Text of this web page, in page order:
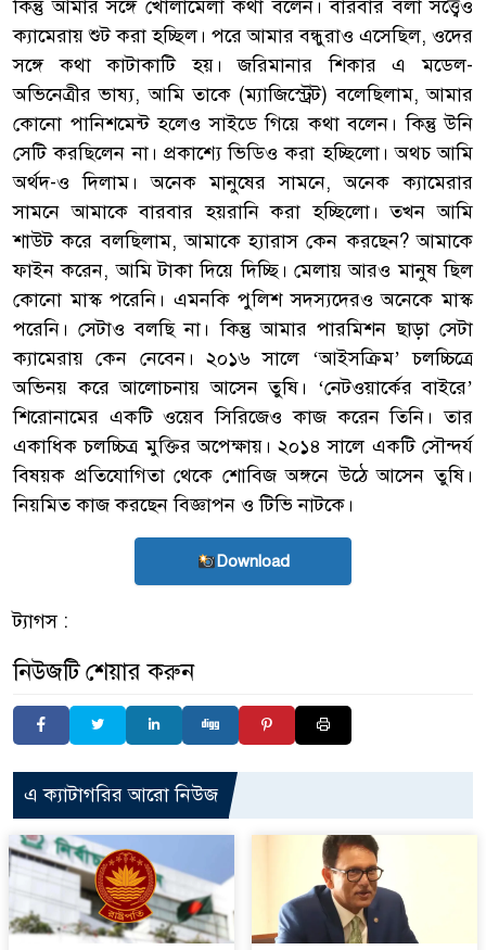
কিন্তু আমার সঙ্গে খোলামেলা কথা বলেন। বারবার বলা সত্ত্বেও
ক্যামেরায় শুট করা হচ্ছিল। পরে আমার বন্ধুরাও এসেছিল, ওদের
সঙ্গে কথা কাটাকাটি হয়। জরিমানার শিকার এ মডেল-
অভিনেত্রীর ভাষ্য, আমি তাকে (ম্যাজিস্ট্রেট) বলেছিলাম, আমার
কোনো পানিশমেন্ট হলেও সাইডে গিয়ে কথা বলেন। কিন্তু উনি
সেটি করছিলেন না। প্রকাশ্যে ভিডিও করা হচ্ছিলো। অথচ আমি
অর্থদ-ও দিলাম। অনেক মানুষের সামনে, অনেক ক্যামেরার
সামনে আমাকে বারবার হয়রানি করা হচ্ছিলো। তখন আমি
শাউট করে বলছিলাম, আমাকে হ্যারাস কেন করছেন? আমাকে
ফাইন করেন, আমি টাকা দিয়ে দিচ্ছি। মেলায় আরও মানুষ ছিল
কোনো মাস্ক পরেনি। এমনকি পুলিশ সদস্যদেরও অনেকে মাস্ক
পরেনি। সেটাও বলছি না। কিন্তু আমার পারমিশন ছাড়া সেটা
ক্যামেরায় কেন নেবেন। ২০১৬ সালে ‘আইসক্রিম’ চলচ্চিত্রে
অভিনয় করে আলোচনায় আসেন তুষি। ‘নেটওয়ার্কের বাইরে’
শিরোনামের একটি ওয়েব সিরিজেও কাজ করেন তিনি। তার
একাধিক চলচ্চিত্র মুক্তির অপেক্ষায়। ২০১৪ সালে একটি সৌন্দর্য
বিষয়ক প্রতিযোগিতা থেকে শোবিজ অঙ্গনে উঠে আসেন তুষি।
নিয়মিত কাজ করছেন বিজ্ঞাপন ও টিভি নাটকে।
Download
ট্যাগস :
নিউজটি শেয়ার করুন
এ ক্যাটাগরির আরো নিউজ